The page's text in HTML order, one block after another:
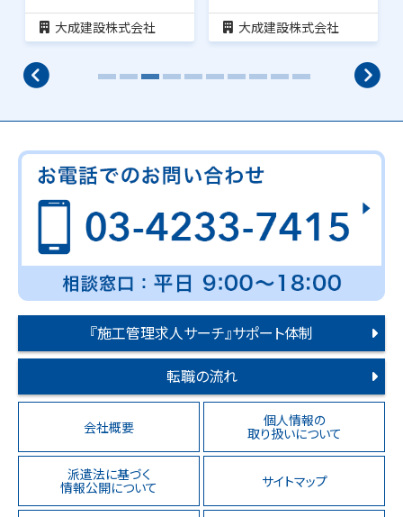
大成建設株式会社 大成建設株式会社
『施工管理求人サーチ』サポート体制
転職の流れ
会社概要 個人情報の
取り扱いについて
派遣法に基づく
情報公開について サイトマップ